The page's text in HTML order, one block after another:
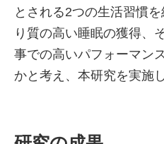
とされる2つの生活習慣
り質の高い睡眠の獲得、
事での高いパフォーマン
かと考え、本研究を実施